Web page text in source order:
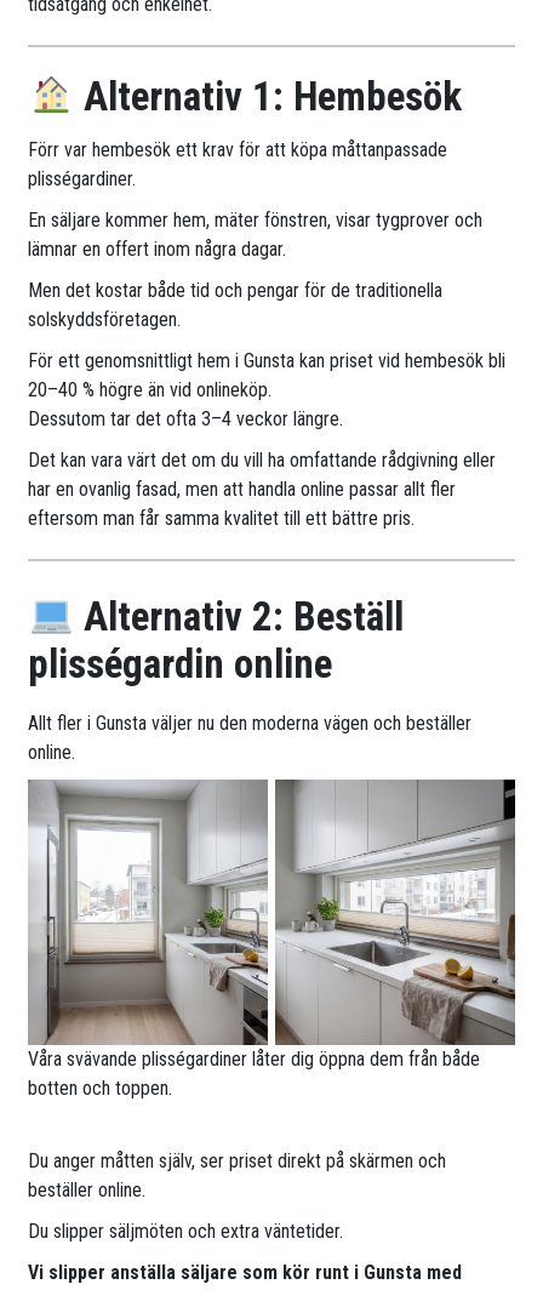
Alternativ 1: Hembesök
Förr var hembesök ett krav för att köpa måttanpassade
plisségardiner.
En säljare kommer hem, mäter fönstren, visar tygprover och
lämnar en offert inom några dagar.
Men det kostar både tid och pengar för de traditionella
solskyddsföretagen.
För ett genomsnittligt hem i Gunsta kan priset vid hembesök bli
20–40 % högre än vid onlineköp.
Dessutom tar det ofta 3–4 veckor längre.
Det kan vara värt det om du vill ha omfattande rådgivning eller
har en ovanlig fasad, men att handla online passar allt fler
eftersom man får samma kvalitet till ett bättre pris.
Alternativ 2: Beställ
plisségardin online
Allt fler i Gunsta väljer nu den moderna vägen och beställer
online.
Våra svävande plisségardiner låter dig öppna dem från både
botten och toppen.
Du anger måtten själv, ser priset direkt på skärmen och
beställer online.
Du slipper säljmöten och extra väntetider.
Vi slipper anställa säljare som kör runt i Gunsta med